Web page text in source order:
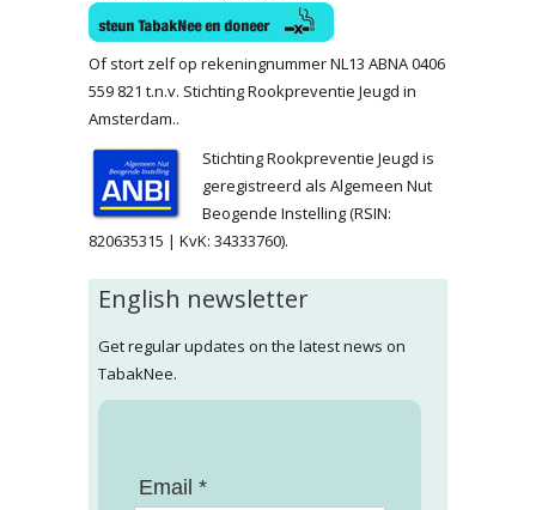
Of stort zelf op rekeningnummer NL13 ABNA 0406
559 821 t.n.v. Stichting Rookpreventie Jeugd in
Amsterdam..
Stichting Rookpreventie Jeugd is
geregistreerd als Algemeen Nut
Beogende Instelling (RSIN:
820635315 | KvK: 34333760).
English newsletter
Get regular updates on the latest news on
TabakNee.
Email *